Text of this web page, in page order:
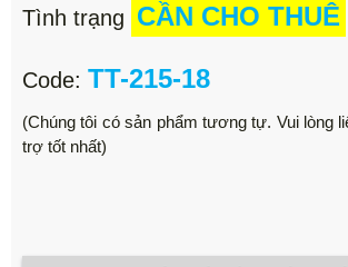
Tình trạng CẦN CHO THUÊ
Code: TT-215-18
(Chúng tôi có sản phẩm tương tự. Vui lòng
trợ tốt nhất)